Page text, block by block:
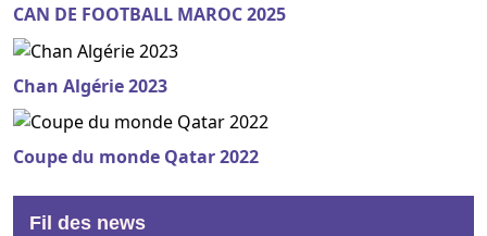
CAN DE FOOTBALL MAROC 2025
Chan Algérie 2023
Coupe du monde Qatar 2022
Fil des news